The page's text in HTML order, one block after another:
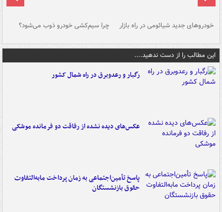
خودروهای جدید شیائومی در راه بازار چرا سیم‌کشی خودرو ذوب می‌شود؟
این مطالب را از دست ندهید....
رگبار و رعدوبرق در راه شمال کشور
عکس‌های دیده نشده از رفاقت دو فرمانده‌ موشکی
پاسخ تأمین‌اجتماعی به زمان پرداخت مابه‌التفاوت
حقوق بازنشستگان